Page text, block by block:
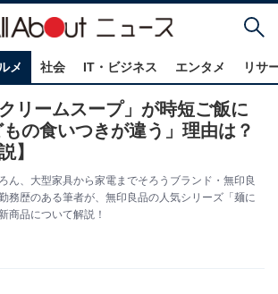
メ 社会 IT・ビジネス エンタメ リサ
リームスープ」が時短ご飯に
の食いつきが違う」理由は？
】
ん、大型家具から家電までそろうブランド・無印良
務歴のある筆者が、無印良品の人気シリーズ「麺に
商品について解説！